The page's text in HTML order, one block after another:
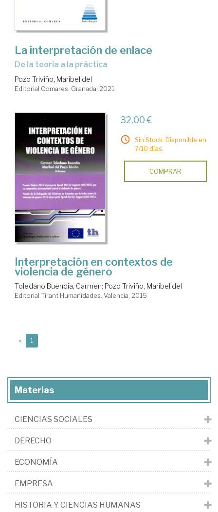
La interpretación de enlace
de la teoría a la práctica
Pozo Triviño, Maribel del
Editorial Comares. Granada, 2021
32,00 €
Sin Stock. Disponible en
7/10 días.
COMPRAR
Interpretación en contextos de
violencia de género
Toledano Buendía, Carmen; Pozo Triviño, Maribel del
Editorial Tirant Humanidades. Valencia, 2015
« 1
Materias
CIENCIAS SOCIALES
DERECHO
ECONOMÍA
EMPRESA
HISTORIA Y CIENCIAS HUMANAS